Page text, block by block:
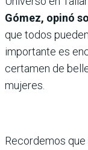
Gómez, opinó
que todos
importante es
certamen de
mujeres.
Recordemos